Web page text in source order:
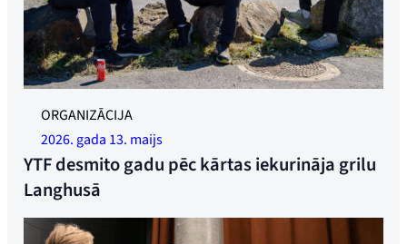
ORGANIZĀCIJA
2026. gada 13. maijs
YTF desmito gadu pēc kārtas iekurināja grilu
Langhusā